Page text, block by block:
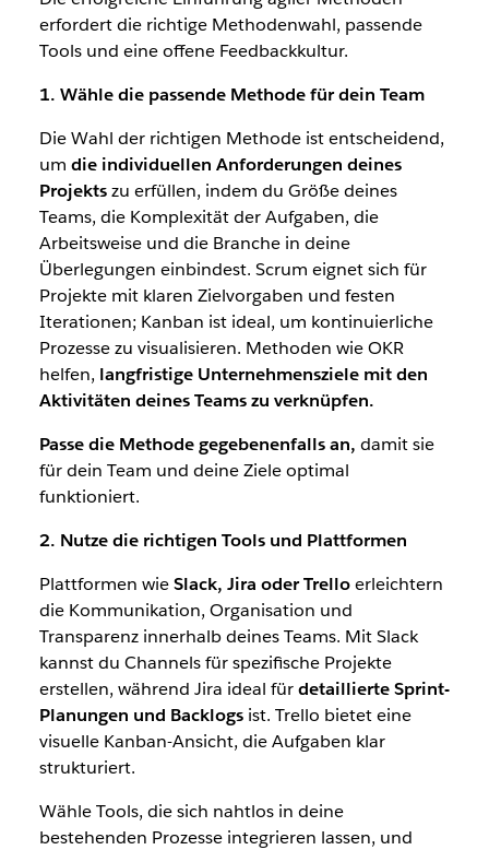
erfordert die richtige Methodenwahl, passende
Tools und eine offene Feedbackkultur.
1. Wähle die passende Methode für dein Team
Die Wahl der richtigen Methode ist entscheidend,
um die individuellen Anforderungen deines
Projektszu erfüllen, indem du Größe deines
Teams, die Komplexität der Aufgaben, die
Arbeitsweise und die Branche in deine
Überlegungen einbindest. Scrum eignet sich für
Projekte mit klaren Zielvorgaben und festen
Iterationen; Kanban ist ideal, um kontinuierliche
Prozesse zu visualisieren. Methoden wie OKR
helfen, langfristige Unternehmensziele mit den
Aktivitäten deines Teams zu verknüpfen.
Passe die Methode gegebenenfalls an, damit sie
für dein Team und deine Ziele optimal
funktioniert.
2. Nutze die richtigen Tools und Plattformen
Plattformen wieSlack, Jira oder Trelloerleichtern
die Kommunikation, Organisation und
Transparenz innerhalb deines Teams. Mit Slack
kannst du Channels für spezifische Projekte
erstellen, während Jira ideal fürdetaillierte Sprint-
Planungen und Backlogsist. Trello bietet eine
visuelle Kanban-Ansicht, die Aufgaben klar
strukturiert.
Wähle Tools, die sich nahtlos in deine
bestehenden Prozesse integrieren lassen, und